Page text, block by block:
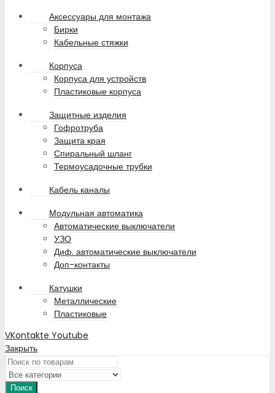
Аксессуары для монтажа
Бирки
Кабельные стяжки
Корпуса
Корпуса для устройств
Пластиковые корпуса
Защитные изделия
Гофротруба
Защита края
Спиральный шланг
Термоусадочные трубки
Кабель каналы
Модульная автоматика
Автоматические выключатели
УЗО
Диф. автоматические выключатели
Доп-контакты
Катушки
Металлические
Пластиковые
VKontakte Youtube
Закрыть
Поиск